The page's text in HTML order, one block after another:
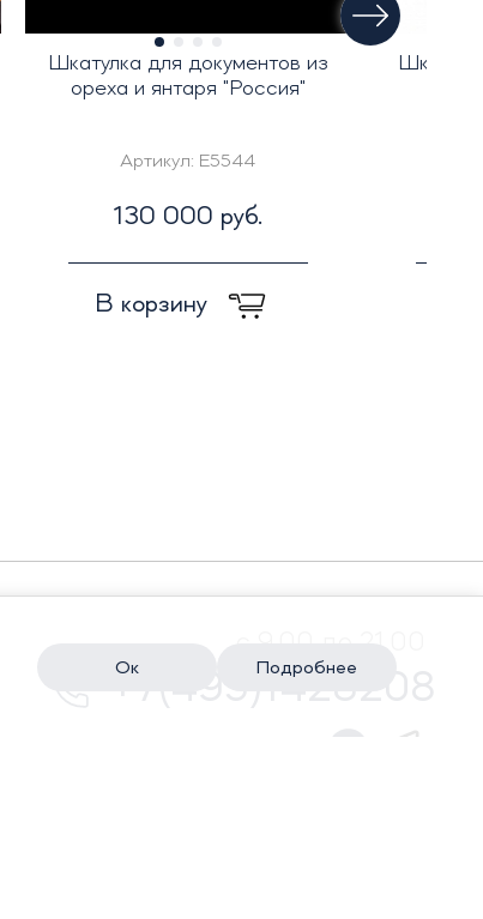
Шкатулка для документов из
ореха и янтаря "Россия"
Артикул: E5544
130 000 руб.
В корзину
+7(495)1428208
Ок Подробнее